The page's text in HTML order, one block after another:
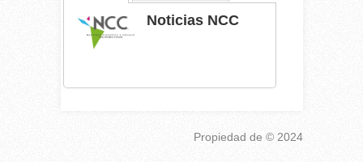
Noticias NCC
Propiedad de © 2024